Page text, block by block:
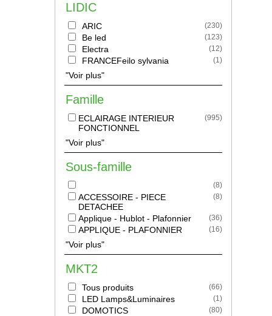
LIDIC
ARIC (230)
Be led (123)
Electra (12)
FRANCEFeilo sylvania (1)
"Voir plus"
Famille
ECLAIRAGE INTERIEUR
FONCTIONNEL
(995)
"Voir plus"
Sous-famille
(8)
ACCESSOIRE - PIECE
DETACHEE
(8)
Applique - Hublot - Plafonnier (36)
APPLIQUE - PLAFONNIER (16)
"Voir plus"
MKT2
Tous produits (66)
LED Lamps&Luminaires (1)
DOMOTICS (80)